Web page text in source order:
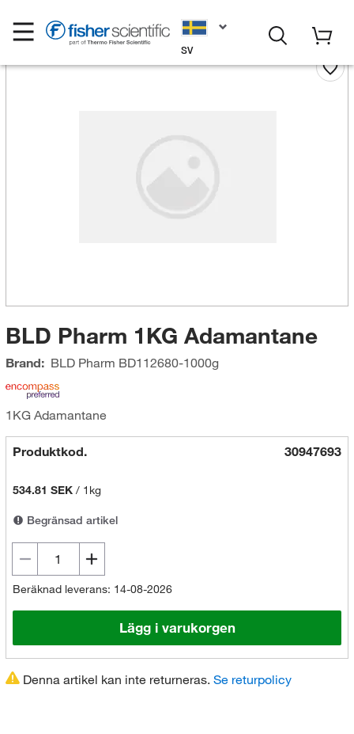
SV
BLD Pharm 1KG Adamantane
Brand: BLD Pharm BD112680-1000g
1KG Adamantane
Produktkod. 30947693
534.81 SEK/ 1kg
Begränsad artikel
Beräknad leverans: 14-08-2026
Lägg i varukorgen
Denna artikel kan inte returneras. Se returpolicy